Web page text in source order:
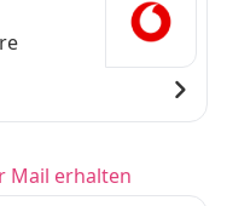
Mail erhalten